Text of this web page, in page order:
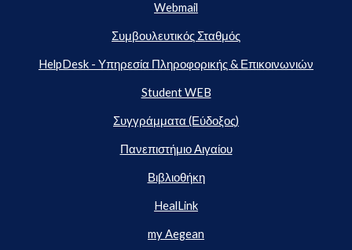
Webmail
Συμβουλευτικός Σταθμός
HelpDesk - Υπηρεσία Πληροφορικής & Επικοινωνιών
Student WEB
Συγγράμματα (Εύδοξος)
Πανεπιστήμιο Αιγαίου
Βιβλιοθήκη
HealLink
my Aegean